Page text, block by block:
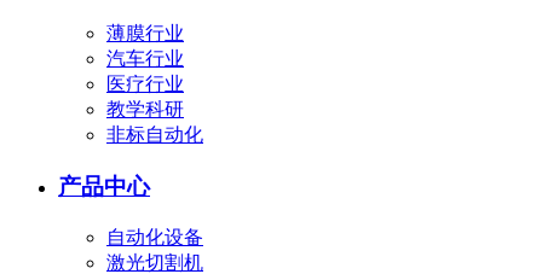
薄膜行业
汽车行业
医疗行业
教学科研
非标自动化
产品中心
自动化设备
激光切割机